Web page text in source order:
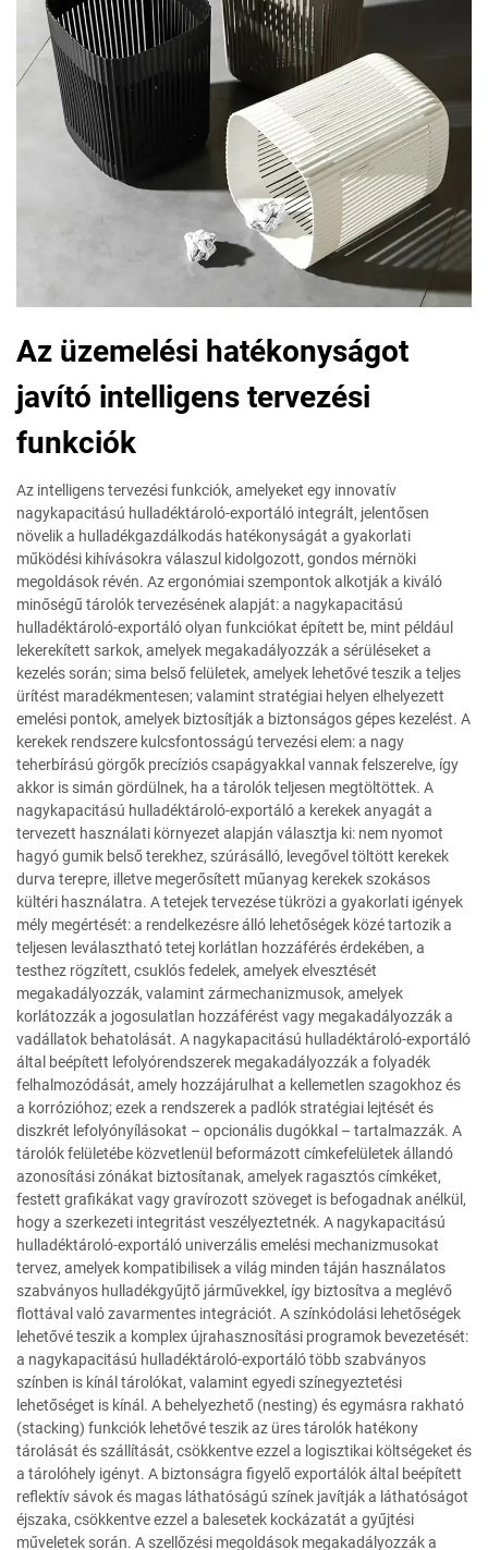
Az üzemelési hatékonyságot
javító intelligens tervezési
funkciók
Az intelligens tervezési funkciók, amelyeket egy innovatív
nagykapacitású hulladéktároló-exportáló integrált, jelentősen
növelik a hulladékgazdálkodás hatékonyságát a gyakorlati
működési kihívásokra válaszul kidolgozott, gondos mérnöki
megoldások révén. Az ergonómiai szempontok alkotják a kiváló
minőségű tárolók tervezésének alapját: a nagykapacitású
hulladéktároló-exportáló olyan funkciókat épített be, mint például
lekerekített sarkok, amelyek megakadályozzák a sérüléseket a
kezelés során; sima belső felületek, amelyek lehetővé teszik a teljes
ürítést maradékmentesen; valamint stratégiai helyen elhelyezett
emelési pontok, amelyek biztosítják a biztonságos gépes kezelést. A
kerekek rendszere kulcsfontosságú tervezési elem: a nagy
teherbírású görgők precíziós csapágyakkal vannak felszerelve, így
akkor is simán gördülnek, ha a tárolók teljesen megtöltöttek. A
nagykapacitású hulladéktároló-exportáló a kerekek anyagát a
tervezett használati környezet alapján választja ki: nem nyomot
hagyó gumik belső terekhez, szúrásálló, levegővel töltött kerekek
durva terepre, illetve megerősített műanyag kerekek szokásos
kültéri használatra. A tetejek tervezése tükrözi a gyakorlati igények
mély megértését: a rendelkezésre álló lehetőségek közé tartozik a
teljesen leválasztható tetej korlátlan hozzáférés érdekében, a
testhez rögzített, csuklós fedelek, amelyek elvesztését
megakadályozzák, valamint zármechanizmusok, amelyek
korlátozzák a jogosulatlan hozzáférést vagy megakadályozzák a
vadállatok behatolását. A nagykapacitású hulladéktároló-exportáló
által beépített lefolyórendszerek megakadályozzák a folyadék
felhalmozódását, amely hozzájárulhat a kellemetlen szagokhoz és
a korrózióhoz; ezek a rendszerek a padlók stratégiai lejtését és
diszkrét lefolyónyílásokat – opcionális dugókkal – tartalmazzák. A
tárolók felületébe közvetlenül beformázott címkefelületek állandó
azonosítási zónákat biztosítanak, amelyek ragasztós címkéket,
festett grafikákat vagy gravírozott szöveget is befogadnak anélkül,
hogy a szerkezeti integritást veszélyeztetnék. A nagykapacitású
hulladéktároló-exportáló univerzális emelési mechanizmusokat
tervez, amelyek kompatibilisek a világ minden táján használatos
szabványos hulladékgyűjtő járművekkel, így biztosítva a meglévő
flottával való zavarmentes integrációt. A színkódolási lehetőségek
lehetővé teszik a komplex újrahasznosítási programok bevezetését:
a nagykapacitású hulladéktároló-exportáló több szabványos
színben is kínál tárolókat, valamint egyedi színegyeztetési
lehetőséget is kínál. A behelyezhető (nesting) és egymásra rakható
(stacking) funkciók lehetővé teszik az üres tárolók hatékony
tárolását és szállítását, csökkentve ezzel a logisztikai költségeket és
a tárolóhely igényt. A biztonságra figyelő exportálók által beépített
reflektív sávok és magas láthatóságú színek javítják a láthatóságot
éjszaka, csökkentve ezzel a balesetek kockázatát a gyűjtési
műveletek során. A szellőzési megoldások megakadályozzák a